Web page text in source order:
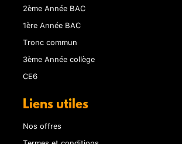
2ème Année BAC
1ère Année BAC
Tronc commun
3ème Année collège
CE6
Liens utiles
Nos offres